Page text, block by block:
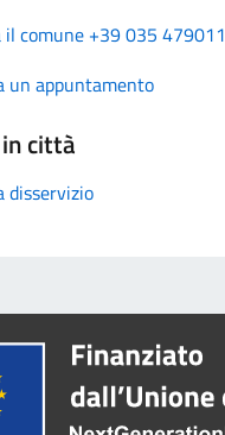
il comune +39 035 479011
un appuntamento
città
disservizio